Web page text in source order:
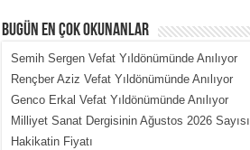
MEHMET ÇOBAN
İçerdeki Put Dışardaki Maskeler...
BUGÜN EN ÇOK OKUNANLAR
Semih Sergen Vefat Yıldönümünde Anılıyor
Rençber Aziz Vefat Yıldönümünde Anılıyor
Genco Erkal Vefat Yıldönümünde Anılıyor
Milliyet Sanat Dergisinin Ağustos 2026 Sayısı
Hakikatin Fiyatı